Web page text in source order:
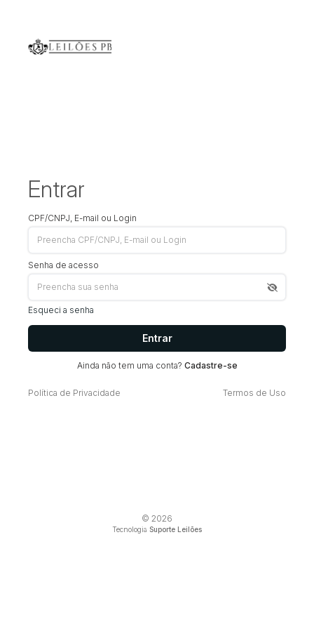
Entrar
CPF/CNPJ, E-mail ou Login
Senha de acesso
Esqueci a senha
Entrar
Ainda não tem uma conta? Cadastre-se
Política de Privacidade Termos de Uso
© 2026
Tecnologia Suporte Leilões